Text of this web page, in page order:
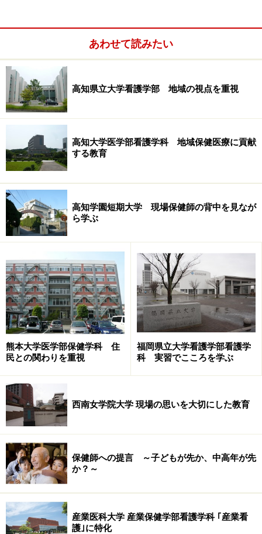
就職先は市町村が多い
次に保健師の就職先も見てみましょう。先ほどの厚生労
働省のデータによると、最も多いのが市町村で約
56.6％。次いで保健所(15.8％)となり、全体の70％以上を
占めています。つまり、公務員の比率がとても高いわけ
で、保健師として働くためには、保健師国家試験だけで
なく、公務員試験を乗り越える必要があることがわかり
ます。
大学なら3つ(看護師、保健師、公務員試験)、保健師学校
るわけですね。これだけでも、学生生活がとても忙しく
なることがおわかりでしょう。
民間への就職は公務員試験を受けなくて済むものの、採
用人数はかなり少なく、狭き門といわれています。学校
を出たての新人よりも、ある程度経験を積んだ保健師を
採用したいという企業も多いようです。大きな健康保険
組合でない限り、定期的な採用も望めないため、産業の
少ない地方の就職事情は厳しいと思っておきましょう。
あわせて読みたい
高知県立大学看護学部 地域の視点を重視
高知大学医学部看護学科 地域保健医療に貢献
する教育
高知学園短期大学 現場保健師の背中を見なが
ら学ぶ
熊本大学医学部保健学科 住
民との関わりを重視
福岡県立大学看護学部看護学
科 実習でこころを学ぶ
西南女学院大学 現場の思いを大切にした教育
保健師への提言 ～子どもが先か、中高年が先
か？～
産業医科大学 産業保健学部看護学科 ｢産業看
護｣に特化